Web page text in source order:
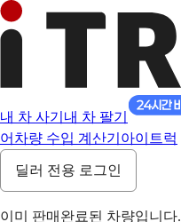
내 차 사기 내 차 팔기
어 차량 수입 계산기 아이트럭
딜러 전용 로그인
이미 판매완료된 차량입니다.